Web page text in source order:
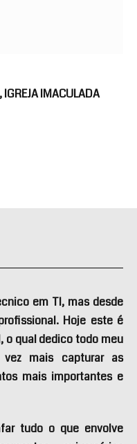
IMACULADA
em TI, mas desde
Hoje este é
o qual dedico todo meu
mais capturar as
mais importantes e
tudo o que envolve